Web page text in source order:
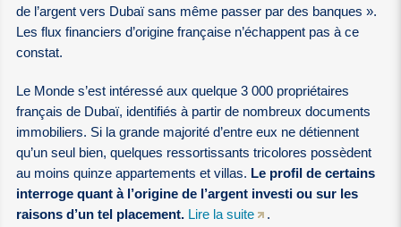
de l’argent vers Dubaï sans même passer par des banques ».
Les flux financiers d’origine française n’échappent pas à ce
constat.
Le Monde s’est intéressé aux quelque 3 000 propriétaires
français de Dubaï, identifiés à partir de nombreux documents
immobiliers. Si la grande majorité d’entre eux ne détiennent
qu’un seul bien, quelques ressortissants tricolores possèdent
au moins quinze appartements et villas. Le profil de certains
interroge quant à l’origine de l’argent investi ou sur les
raisons d’un tel placement. Lire la suite .